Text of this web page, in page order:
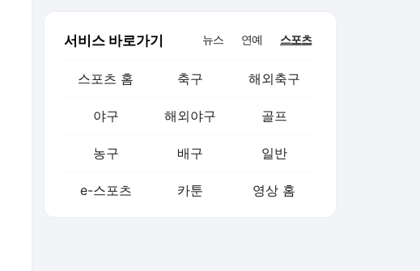
서비스 바로가기 뉴스 연예 스포츠
스포츠 홈 축구 해외축구
야구 해외야구 골프
농구 배구 일반
e-스포츠 카툰 영상 홈